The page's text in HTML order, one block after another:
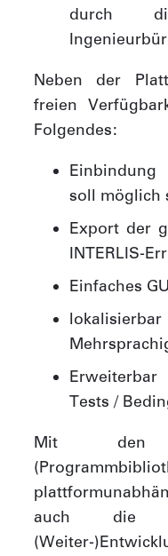
durch
Neben der
freien
Folgendes:
soll möglich
Export der
INTERLIS-
Einfaches
Tests /
Mit den
auch die
(Weiter-